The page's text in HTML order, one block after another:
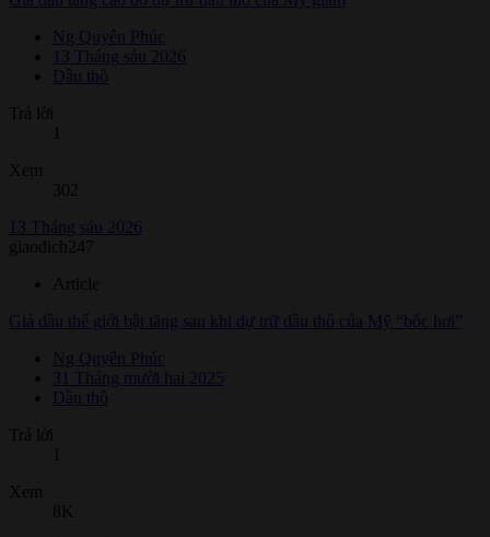
Ng Quyên Phúc
13 Tháng sáu 2026
Dầu thô
Trả lời
Xem
302
13 Tháng sáu 2026
giaodich247
Article
Giá dầu thế giới bật tăng sau khi dự trữ dầu thô của Mỹ “bốc hơi”
Ng Quyên Phúc
31 Tháng mười hai 2025
Dầu thô
Trả lời
Xem
8K